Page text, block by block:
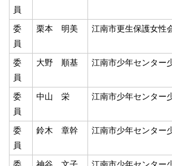
員
委
員
栗本 明美 江南市更生保護女性
委
員
大野 順基 江南市少年センター
委
員
中山 栄 江南市少年センター
委
員
鈴木 章幹 江南市少年センター